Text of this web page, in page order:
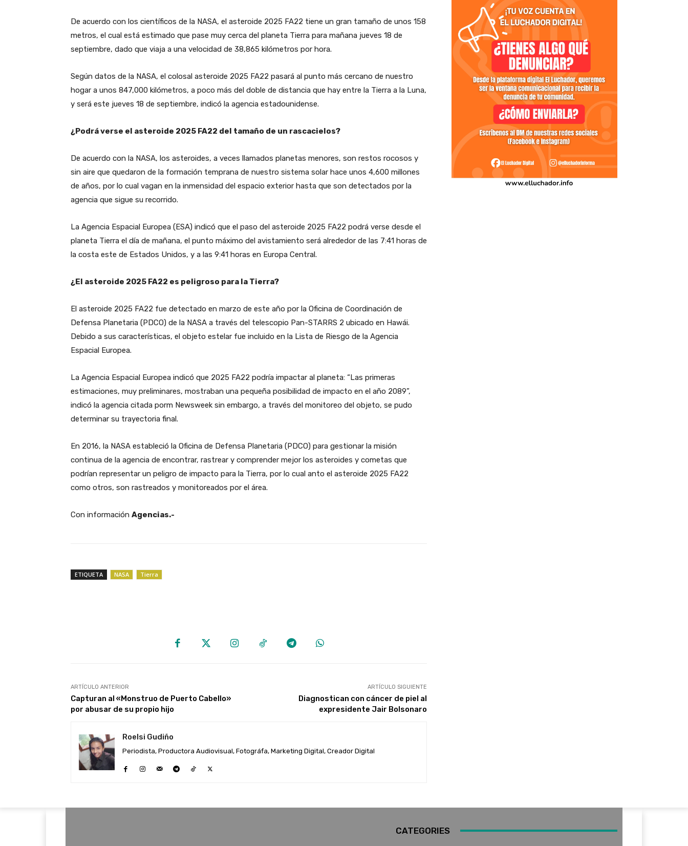
De acuerdo con los científicos de la NASA, el asteroide 2025 FA22 tiene un gran tamaño de unos 158
metros, el cual está estimado que pase muy cerca del planeta Tierra para mañana jueves 18 de
septiembre, dado que viaja a una velocidad de 38,865 kilómetros por hora.
Según datos de la NASA, el colosal asteroide 2025 FA22 pasará al punto más cercano de nuestro
hogar a unos 847,000 kilómetros, a poco más del doble de distancia que hay entre la Tierra a la Luna,
y será este jueves 18 de septiembre, indicó la agencia estadounidense.
¿Podrá verse el asteroide 2025 FA22 del tamaño de un rascacielos?
De acuerdo con la NASA, los asteroides, a veces llamados planetas menores, son restos rocosos y
sin aire que quedaron de la formación temprana de nuestro sistema solar hace unos 4,600 millones
de años, por lo cual vagan en la inmensidad del espacio exterior hasta que son detectados por la
agencia que sigue su recorrido.
La Agencia Espacial Europea (ESA) indicó que el paso del asteroide 2025 FA22 podrá verse desde el
planeta Tierra el día de mañana, el punto máximo del avistamiento será alrededor de las 7:41 horas de
la costa este de Estados Unidos, y a las 9:41 horas en Europa Central.
¿El asteroide 2025 FA22 es peligroso para la Tierra?
El asteroide 2025 FA22 fue detectado en marzo de este año por la Oficina de Coordinación de
Defensa Planetaria (PDCO) de la NASA a través del telescopio Pan-STARRS 2 ubicado en Hawái.
Debido a sus características, el objeto estelar fue incluido en la Lista de Riesgo de la Agencia
Espacial Europea.
La Agencia Espacial Europea indicó que 2025 FA22 podría impactar al planeta: “Las primeras
estimaciones, muy preliminares, mostraban una pequeña posibilidad de impacto en el año 2089”,
indicó la agencia citada porm Newsweek sin embargo, a través del monitoreo del objeto, se pudo
determinar su trayectoria final.
En 2016, la NASA estableció la Oficina de Defensa Planetaria (PDCO) para gestionar la misión
continua de la agencia de encontrar, rastrear y comprender mejor los asteroides y cometas que
podrían representar un peligro de impacto para la Tierra, por lo cual anto el asteroide 2025 FA22
como otros, son rastreados y monitoreados por el área.
Con información Agencias.-
ETIQUETA NASA Tierra
ARTÍCULO ANTERIOR
Capturan al «Monstruo de Puerto Cabello»
por abusar de su propio hijo
ARTÍCULO SIGUIENTE
Diagnostican con cáncer de piel al
expresidente Jair Bolsonaro
Roelsi Gudiño
Periodista, Productora Audiovisual, Fotográfa, Marketing Digital, Creador Digital
CATEGORIES